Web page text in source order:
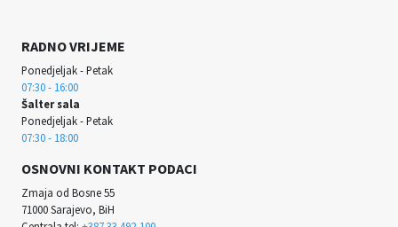
RADNO VRIJEME
Ponedjeljak - Petak
07:30 - 16:00
Šalter sala
Ponedjeljak - Petak
07:30 - 18:00
OSNOVNI KONTAKT PODACI
Zmaja od Bosne 55
71000 Sarajevo, BiH